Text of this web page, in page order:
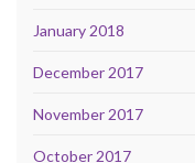
January 2018
December 2017
November 2017
October 2017